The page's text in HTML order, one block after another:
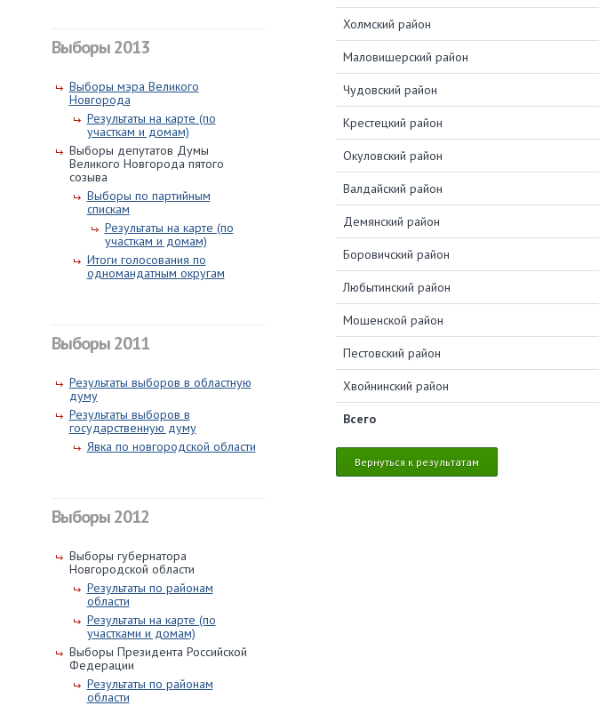
Выборы 2013
Выборы мэра Великого
Новгорода
Результаты на карте (по
участкам и домам)
Выборы депутатов Думы
Великого Новгорода пятого
созыва
Выборы по партийным
спискам
Результаты на карте (по
участкам и домам)
Итоги голосования по
одномандатным округам
Выборы 2011
Результаты выборов в областную
думу
Результаты выборов в
государственную думу
Явка по новгородской области
Выборы 2012
Выборы губернатора
Новгородской области
Результаты по районам
области
Результаты на карте (по
участками и домам)
Выборы Президента Российской
Федерации
Результаты по районам
области
Холмский район
Маловишерский район
Чудовский район
Крестецкий район
Окуловский район
Валдайский район
Демянский район
Боровичский район
Любытинский район
Мошенской район
Пестовский район
Хвойнинский район
Всего
Вернуться к результатам